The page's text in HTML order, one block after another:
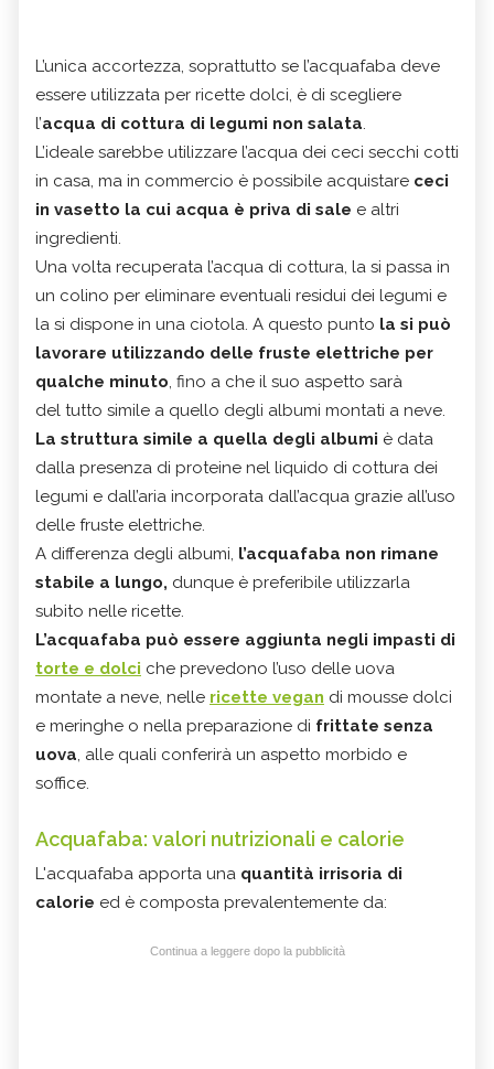
L’unica accortezza, soprattutto se l’acquafaba deve
essere utilizzata per ricette dolci, è di scegliere
l’acqua di cottura di legumi non salata.
L’ideale sarebbe utilizzare l’acqua dei ceci secchi cotti
in casa, ma in commercio è possibile acquistare ceci
in vasetto la cui acqua è priva di sale e altri
ingredienti.
Una volta recuperata l’acqua di cottura, la si passa in
un colino per eliminare eventuali residui dei legumi e
la si dispone in una ciotola. A questo punto la si può
lavorare utilizzando delle fruste elettriche per
qualche minuto, fino a che il suo aspetto sarà
del tutto simile a quello degli albumi montati a neve.
La struttura simile a quella degli albumi è data
dalla presenza di proteine nel liquido di cottura dei
legumi e dall’aria incorporata dall’acqua grazie all’uso
delle fruste elettriche.
A differenza degli albumi, l’acquafaba non rimane
stabile a lungo, dunque è preferibile utilizzarla
subito nelle ricette.
L’acquafaba può essere aggiunta negli impasti di
torte e dolci che prevedono l’uso delle uova
montate a neve, nelle ricette vegan di mousse dolci
e meringhe o nella preparazione di frittate senza
uova, alle quali conferirà un aspetto morbido e
soffice.
Acquafaba: valori nutrizionali e calorie
L'acquafaba apporta una quantità irrisoria di
calorie ed è composta prevalentemente da:
Continua a leggere dopo la pubblicità